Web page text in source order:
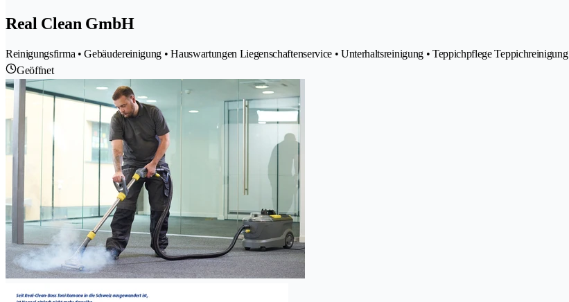
Real Clean GmbH
Reinigungsfirma • Gebäudereinigung • Hauswartungen Liegenschaftenservice • Unterhaltsreinigung • Teppichpflege Teppichreinigung
Geöffnet